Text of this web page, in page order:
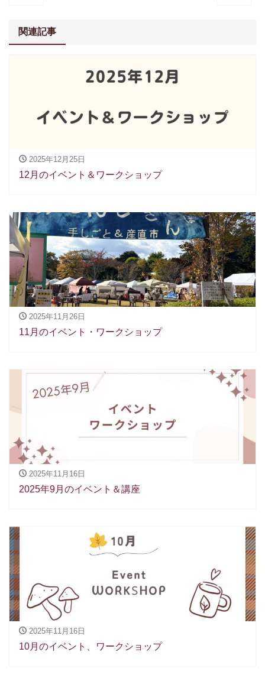
関連記事
2025年12月25日
12月のイベント＆ワークショップ
2025年11月26日
11月のイベント・ワークショップ
2025年11月16日
2025年9月のイベント＆講座
2025年11月16日
10月のイベント、ワークショップ